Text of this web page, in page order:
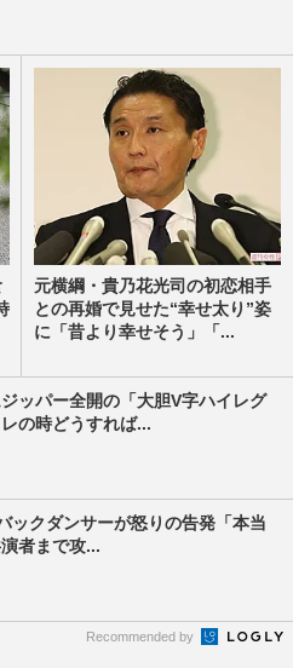
元横綱・貴乃花光司の初恋相手
との再婚で見せた“幸せ太り”姿
に「昔より幸せそう」「...
ッパー全開の「大胆V字ハイレグ
の時どうすれば...
ックダンサーが怒りの告発「本当
者まで攻...
Recommended by